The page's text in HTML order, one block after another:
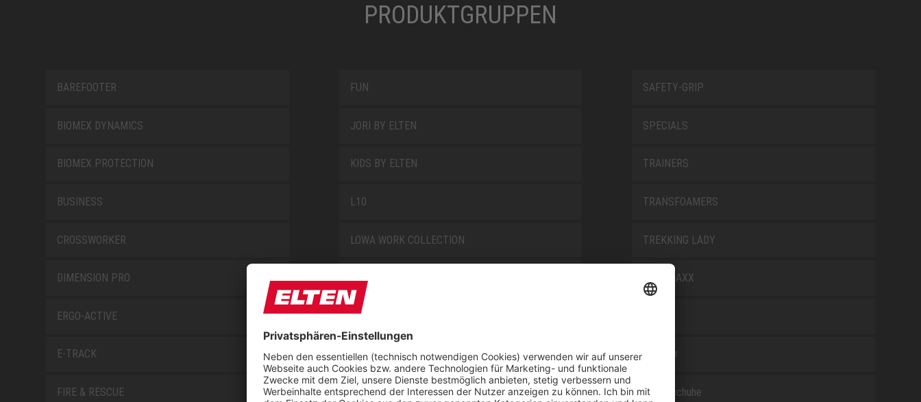
PRODUKTGRUPPEN
BAREFOOTER
BIOMEX DYNAMICS
BIOMEX PROTECTION
BUSINESS
CROSSWORKER
DIMENSION PRO
ERGO-ACTIVE
E-TRACK
FIRE & RESCUE
FUN
JORI BY ELTEN
KIDS BY ELTEN
L10
LOWA WORK COLLECTION
MISS L10
NEW CLASSICS
NOVA
RETRO
SAFETY-GRIP
SPECIALS
TRAINERS
TRANSFOAMERS
TREKKING LADY
WELLMAXX
Zubehör
Berufsschuhe